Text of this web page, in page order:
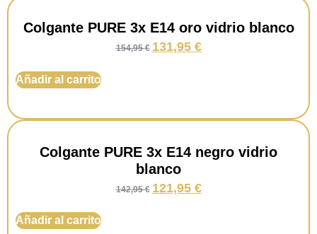
Colgante PURE 3x E14 oro vidrio blanco
154,95€ 131,95 €
Añadir al carrito
Colgante PURE 3x E14 negro vidrio
blanco
142,95€ 121,95 €
Añadir al carrito